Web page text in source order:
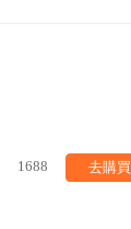
1688 去購買